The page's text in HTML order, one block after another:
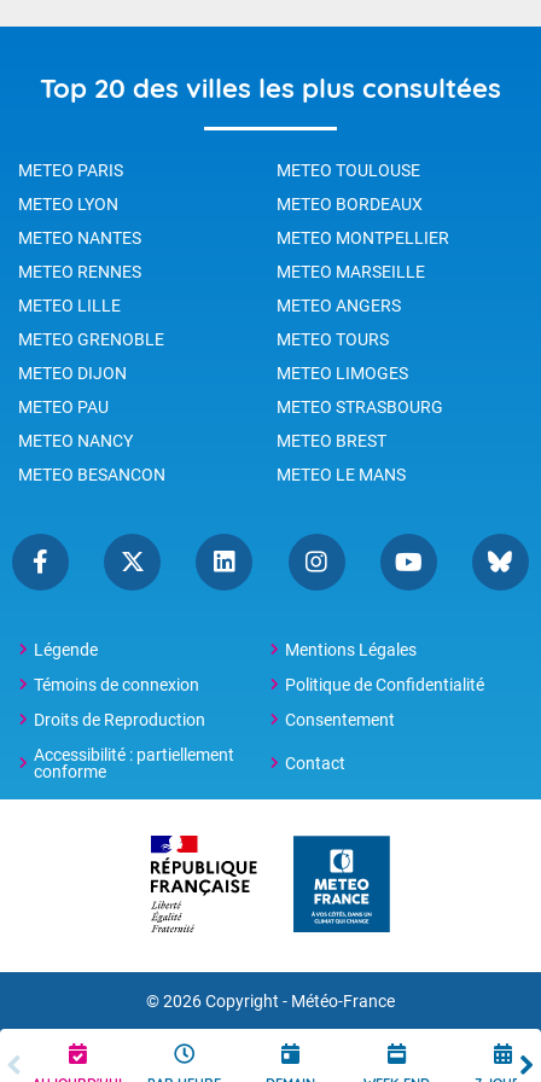
Top 20 des villes les plus consultées
METEO PARIS
METEO TOULOUSE
METEO LYON
METEO BORDEAUX
METEO NANTES
METEO MONTPELLIER
METEO RENNES
METEO MARSEILLE
METEO LILLE
METEO ANGERS
METEO GRENOBLE
METEO TOURS
METEO DIJON
METEO LIMOGES
METEO PAU
METEO STRASBOURG
METEO NANCY
METEO BREST
METEO BESANCON
METEO LE MANS
Légende
Mentions Légales
Témoins de connexion
Politique de Confidentialité
Droits de Reproduction
Consentement
Accessibilité : partiellement
conforme
Contact
© 2026 Copyright - Météo-France